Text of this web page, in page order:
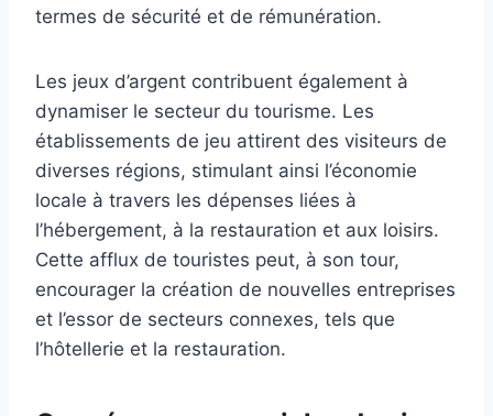
termes de sécurité et de rémunération.
Les jeux d’argent contribuent également à
dynamiser le secteur du tourisme. Les
établissements de jeu attirent des visiteurs de
diverses régions, stimulant ainsi l’économie
locale à travers les dépenses liées à
l’hébergement, à la restauration et aux loisirs.
Cette afflux de touristes peut, à son tour,
encourager la création de nouvelles entreprises
et l’essor de secteurs connexes, tels que
l’hôtellerie et la restauration.